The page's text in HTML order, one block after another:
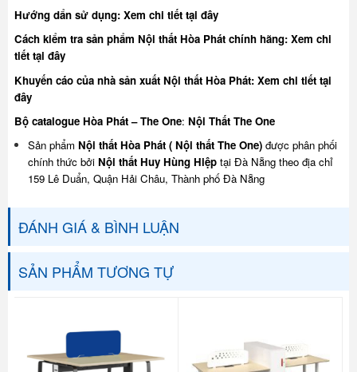
Hướng dẩn sử dụng: Xem chi tiết tại đây
Cách kiểm tra sản phẩm Nội thất Hòa Phát chính hãng: Xem chi
tiết tại đây
Khuyến cáo của nhà sản xuất Nội thất Hòa Phát: Xem chi tiết tại
đây
Bộ catalogue Hòa Phát – The One: Nội Thất The One
Sản phẩm Nội thất Hòa Phát ( Nội thất The One)được phân phối
chính thức bởi Nội thất Huy Hùng Hiệptại Đà Nẵng theo địa chỉ
159 Lê Duẩn, Quận Hải Châu, Thành phố Đà Nẵng
ĐÁNH GIÁ & BÌNH LUẬN
SẢN PHẨM TƯƠNG TỰ